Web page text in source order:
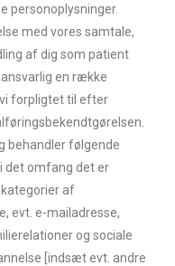
personoplysninger.
med vores samtale,
af dig som patient
en række
forpligtet til efter
behandler følgende
det omfang det er
af
evt. e-mailadresse,
og sociale
[indsæt evt. andre